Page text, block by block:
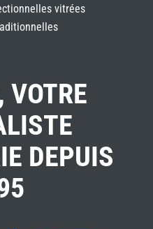
vitrées
VOTRE
DEPUIS